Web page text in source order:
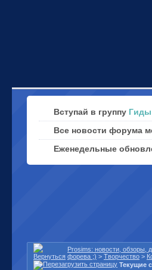
Вступай в группу
Все новости форума
Еженедельные
Prosims: новости,
форева ;) > Творчество >
Текущие